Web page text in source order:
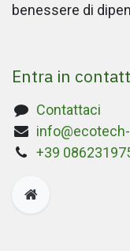
benessere di
Entra in
Contattaci
+39